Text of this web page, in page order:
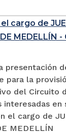
cargo de
MEDELLÍN
presentación
para la
del Circuito
interesadas en
el cargo de
MEDELLÍN